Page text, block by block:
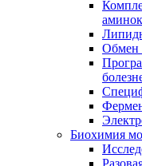
Обмен
Биохимия